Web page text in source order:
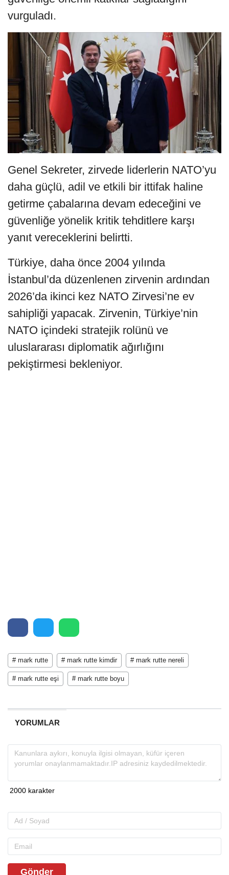
vurguladı.
Genel Sekreter, zirvede liderlerin NATO’yu
daha güçlü, adil ve etkili bir ittifak haline
getirme çabalarına devam edeceğini ve
güvenliğe yönelik kritik tehditlere karşı
yanıt vereceklerini belirtti.
Türkiye, daha önce 2004 yılında
İstanbul’da düzenlenen zirvenin ardından
2026’da ikinci kez NATO Zirvesi’ne ev
sahipliği yapacak. Zirvenin, Türkiye’nin
NATO içindeki stratejik rolünü ve
uluslararası diplomatik ağırlığını
pekiştirmesi bekleniyor.
# mark rutte # mark rutte kimdir # mark rutte nereli
# mark rutte eşi # mark rutte boyu
YORUMLAR
Gönder